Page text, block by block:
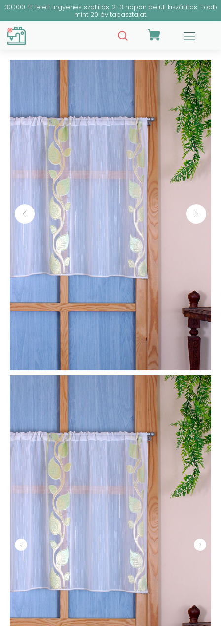
30.000 Ft felett ingyenes szállítás. 2-3 napon belüli kiszállítás. Több
mint 20 év tapasztalat.